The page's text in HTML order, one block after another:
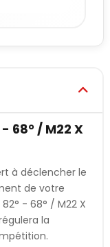
- 68° / M22 X
à déclencher le
de votre
- 68° / M22 X
la